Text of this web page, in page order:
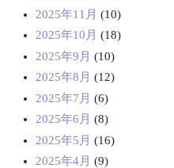
2025年11月 (10)
2025年10月 (18)
2025年9月 (10)
2025年8月 (12)
2025年7月 (6)
2025年6月 (8)
2025年5月 (16)
2025年4月 (9)